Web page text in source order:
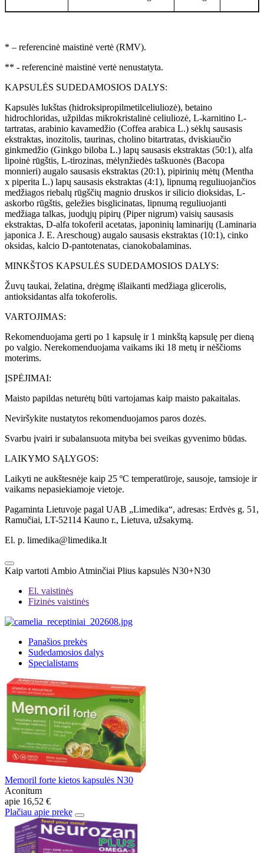
* – referencinė maistinė vertė (RMV).
** - referencinė maistinė vertė nenustatyta.
KAPSULĖS SUDEDAMOSIOS DALYS:
Kapsulės lukštas (hidroksipropilmetilceliuliozė), betaino
hidrochloridas, užpildas mikrokristalinė celiuliozė, L-karnitino L-
tartratas, arabinio kavamedžio (Coffea arabica L.) sėklų sausasis
ekstraktas, inozitolis, taurinas, cholino bitartratas, dviskiaučio
ginkmedžio (Ginkgo biloba L.) lapų sausasis ekstraktas (50:1), alfa
lipoinė rūgštis, L-tirozinas, mėlynžiedės taškuonės (Bacopa
monnieri) augalo sausasis ekstraktas (20:1), pipirinių mėtų (Mentha
x piperita L.) lapų sausasis ekstraktas (4:1), lipnumą reguliuojančios
medžiagos riebalų rūgščių magnio druskos ir silicio dioksidas, L-
askorbo rūgštis, geležies bisglicinatas, lipnumą reguliuojanti
medžiaga talkas, juodųjų pipirų (Piper nigrum) vaisių sausasis
ekstraktas, D-alfa tokoferil acetatas, japoninių laminarijų (Laminaria
japonica J. E. Areschoug) augalo sausasis ekstraktas (10:1), cinko
oksidas, kalcio D-pantotenatas, cianokobalaminas.
MINKŠTOS KAPSULĖS SUDEDAMOSIOS DALYS:
Žuvų taukai, želatina, drėgmę išlaikanti medžiaga glicerolis,
antioksidantas alfa tokoferolis.
VARTOJIMAS:
Rekomenduojama gerti po 1 kapsulę ir 1 minkštą kapsulę per dieną
po valgio. Nerekomenduojama vaikams iki 18 metų ir nėščioms
moterims.
ĮSPĖJIMAI:
Maisto papildas neturėtų būti vartojamas kaip maisto pakaitalas.
Neviršykite nustatytos rekomenduojamos paros dozės.
Svarbu įvairi ir subalansuota mityba bei sveikas gyvenimo būdas.
LAIKYMO SĄLYGOS:
Laikyti ne aukštesnėje kaip 25 ºC temperatūroje, sausoje, tamsioje ir
vaikams nepasiekiamoje vietoje.
Pagaminta Lietuvoje pagal UAB „Limedika“, adresas: Erdvės g. 51,
Ramučiai, LT-52114 Kauno r., Lietuva, užsakymą.
El. p. limedika@limedika.lt
Kaip vartoti Ambio Atminčiai Plius kapsulės N30+N30
El. vaistinės
Fizinės vaistinės
Panašios prekės
Sudedamosios dalys
Specialistams
Memoril forte kietos kapsulės N30
Aconitum
apie 16,52 €
Plačiau apie prekę